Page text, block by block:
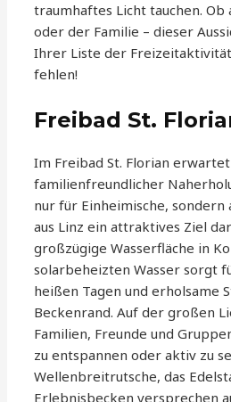
traumhaftes Licht tauchen. Ob
oder der Familie – dieser
Ihrer Liste der
fehlen!
Freibad St.
Im Freibad St. Florian erwartet
familienfreundlicher
nur für Einheimische, sondern
aus Linz ein attraktives Ziel
großzügige Wasserfläche in
solarbeheizten Wasser sorgt
heißen Tagen und erholsame
Beckenrand. Auf der großen
Familien, Freunde und
zu entspannen oder aktiv zu
Wellenbreitrutsche, das
Erlebnisbecken versprechen